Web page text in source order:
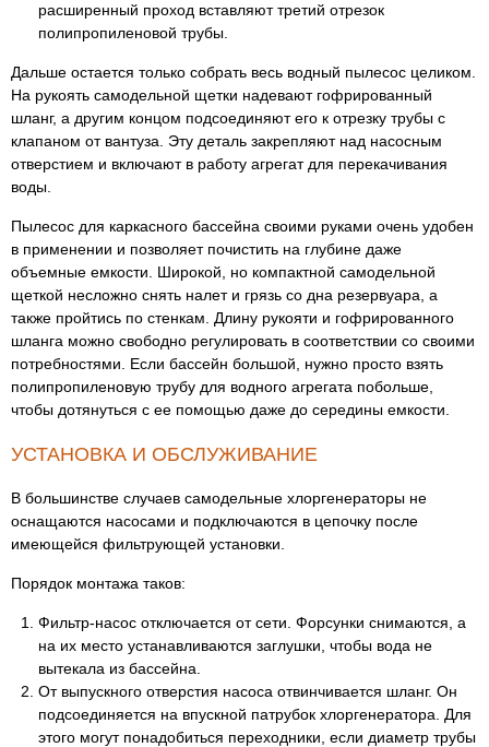
расширенный проход вставляют третий отрезок
полипропиленовой трубы.
Дальше остается только собрать весь водный пылесос целиком.
На рукоять самодельной щетки надевают гофрированный
шланг, а другим концом подсоединяют его к отрезку трубы с
клапаном от вантуза. Эту деталь закрепляют над насосным
отверстием и включают в работу агрегат для перекачивания
воды.
Пылесос для каркасного бассейна своими руками очень удобен
в применении и позволяет почистить на глубине даже
объемные емкости. Широкой, но компактной самодельной
щеткой несложно снять налет и грязь со дна резервуара, а
также пройтись по стенкам. Длину рукояти и гофрированного
шланга можно свободно регулировать в соответствии со своими
потребностями. Если бассейн большой, нужно просто взять
полипропиленовую трубу для водного агрегата побольше,
чтобы дотянуться с ее помощью даже до середины емкости.
УСТАНОВКА И ОБСЛУЖИВАНИЕ
В большинстве случаев самодельные хлоргенераторы не
оснащаются насосами и подключаются в цепочку после
имеющейся фильтрующей установки.
Порядок монтажа таков:
Фильтр-насос отключается от сети. Форсунки снимаются, а
на их место устанавливаются заглушки, чтобы вода не
вытекала из бассейна.
От выпускного отверстия насоса отвинчивается шланг. Он
подсоединяется на впускной патрубок хлоргенератора. Для
этого могут понадобиться переходники, если диаметр трубы